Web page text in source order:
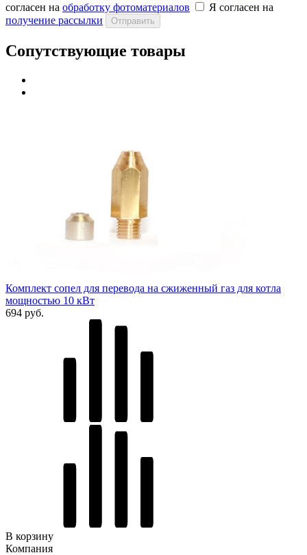
согласен на обработку фотоматериалов
Я согласен на
получение рассылки
Отправить
Сопутствующие товары
Комплект сопел для перевода на сжиженный газ для котла
мощностью 10 кВт
694 руб.
В корзину
Компания